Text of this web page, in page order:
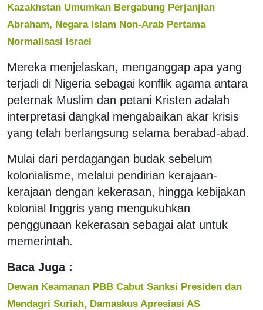
Kazakhstan Umumkan Bergabung Perjanjian
Abraham, Negara Islam Non-Arab Pertama
Normalisasi Israel
Mereka menjelaskan, menganggap apa yang
terjadi di Nigeria sebagai konflik agama antara
peternak Muslim dan petani Kristen adalah
interpretasi dangkal mengabaikan akar krisis
yang telah berlangsung selama berabad-abad.
Mulai dari perdagangan budak sebelum
kolonialisme, melalui pendirian kerajaan-
kerajaan dengan kekerasan, hingga kebijakan
kolonial Inggris yang mengukuhkan
penggunaan kekerasan sebagai alat untuk
memerintah.
Baca Juga :
Dewan Keamanan PBB Cabut Sanksi Presiden dan
Mendagri Suriah, Damaskus Apresiasi AS